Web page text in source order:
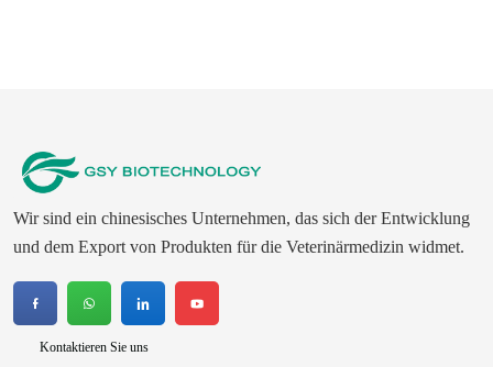
Wir sind ein chinesisches Unternehmen, das sich der Entwicklung
und dem Export von Produkten für die Veterinärmedizin widmet.
Kontaktieren Sie uns